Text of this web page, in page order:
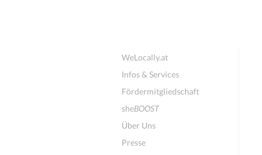
WeLocally.at
Infos & Services
Fördermitgliedschaft
sheBOOST
Über Uns
Presse